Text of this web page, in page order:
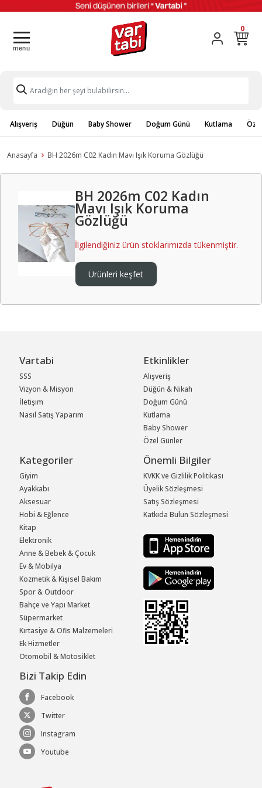
0
Alışveriş Düğün Baby Shower Doğum Günü Kutlama
Anasayfa BH 2026m C02 Kadın Mavı Işık Koruma Gözlüğü
BH 2026m C02 Kadın
Mavı Işık Koruma
Gözlüğü
İlgilendiğiniz ürün stoklarımızda tükenmiştir.
Ürünleri keşfet
Vartabi
SSS
Vizyon & Misyon
İletişim
Nasıl Satış Yaparım
Etkinlikler
Alışveriş
Düğün & Nikah
Doğum Günü
Kutlama
Baby Shower
Özel Günler
Kategoriler
Giyim
Ayakkabı
Aksesuar
Hobi & Eğlence
Kitap
Elektronik
Anne & Bebek & Çocuk
Ev & Mobilya
Kozmetik & Kişisel Bakım
Spor & Outdoor
Bahçe ve Yapı Market
Süpermarket
Kırtasiye & Ofis Malzemeleri
Ek Hizmetler
Otomobil & Motosiklet
Önemli Bilgiler
KVKK ve Gizlilik Politikası
Üyelik Sözleşmesi
Satış Sözleşmesi
Katkıda Bulun Sözleşmesi
Bizi Takip Edin
Facebook
Twitter
Instagram
Youtube